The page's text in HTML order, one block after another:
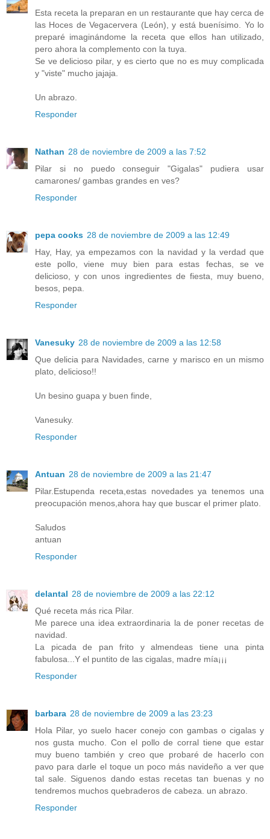
Esta receta la preparan en un restaurante que hay cerca de
las Hoces de Vegacervera (León), y está buenísimo. Yo lo
preparé imaginándome la receta que ellos han utilizado,
pero ahora la complemento con la tuya.
Se ve delicioso pilar, y es cierto que no es muy complicada
y "viste" mucho jajaja.
Un abrazo.
Responder
Nathan 28 de noviembre de 2009 a las 7:52
Pilar si no puedo conseguir "Gigalas" pudiera usar
camarones/ gambas grandes en ves?
Responder
pepa cooks 28 de noviembre de 2009 a las 12:49
Hay, Hay, ya empezamos con la navidad y la verdad que
este pollo, viene muy bien para estas fechas, se ve
delicioso, y con unos ingredientes de fiesta, muy bueno,
besos, pepa.
Responder
Vanesuky 28 de noviembre de 2009 a las 12:58
Que delicia para Navidades, carne y marisco en un mismo
plato, delicioso!!
Un besino guapa y buen finde,
Vanesuky.
Responder
Antuan 28 de noviembre de 2009 a las 21:47
Pilar.Estupenda receta,estas novedades ya tenemos una
preocupación menos,ahora hay que buscar el primer plato.
Saludos
antuan
Responder
delantal 28 de noviembre de 2009 a las 22:12
Qué receta más rica Pilar.
Me parece una idea extraordinaria la de poner recetas de
navidad.
La picada de pan frito y almendeas tiene una pinta
fabulosa...Y el puntito de las cigalas, madre mía¡¡¡
Responder
barbara 28 de noviembre de 2009 a las 23:23
Hola Pilar, yo suelo hacer conejo con gambas o cigalas y
nos gusta mucho. Con el pollo de corral tiene que estar
muy bueno también y creo que probaré de hacerlo con
pavo para darle el toque un poco más navideño a ver que
tal sale. Siguenos dando estas recetas tan buenas y no
tendremos muchos quebraderos de cabeza. un abrazo.
Responder